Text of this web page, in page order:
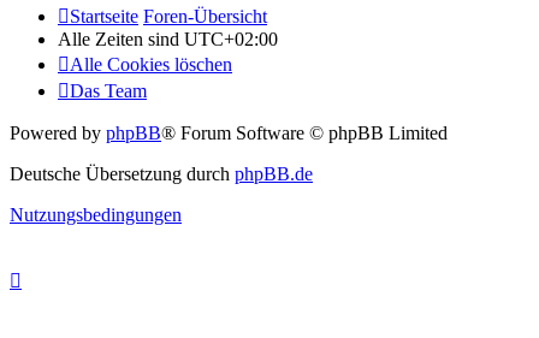
Startseite Foren-Übersicht
Alle Zeiten sind UTC+02:00
Alle Cookies löschen
Das Team
Powered by phpBB® Forum Software © phpBB Limited
Deutsche Übersetzung durch phpBB.de
Nutzungsbedingungen